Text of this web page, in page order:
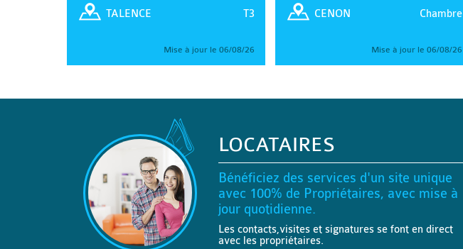
T3
TALENCE
Mise à jour le 06/08/26
Chambre
CENON
Mise à jour le 06/08/26
LOCATAIRES
Bénéficiez des services d'un site unique
avec 100% de Propriétaires, avec mise à
jour quotidienne.
Les contacts,visites et signatures se font en direct
avec les propriétaires.